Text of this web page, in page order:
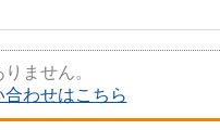
ません。
合わせはこちら